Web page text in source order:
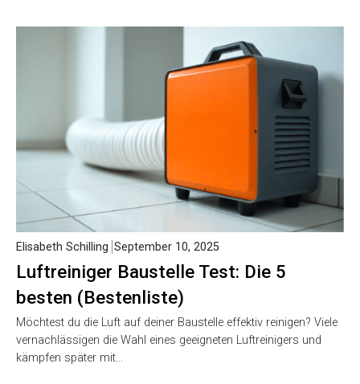
Luftreiniger Baustelle Test: Die 5
besten (Bestenliste)
Elisabeth Schilling September 10, 2025
Möchtest du die Luft auf deiner Baustelle effektiv reinigen? Viele
vernachlässigen die Wahl eines geeigneten Luftreinigers und
kämpfen später mit…